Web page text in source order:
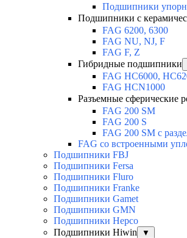
Подшипники
Подшипники с
FAG 6200, 6300
FAG NU, NJ, F
FAG F, Z
Гибридные подшипники
FAG HC6000,
FAG HCN1000
Разъемные сферические
FAG 200 SM
FAG 200 S
FAG 200 SM с
FAG со встроенными
Подшипники FBJ
Подшипники Fersa
Подшипники Fluro
Подшипники Franke
Подшипники Gamet
Подшипники GMN
Подшипники Hepco
Подшипники Hiwin
▼